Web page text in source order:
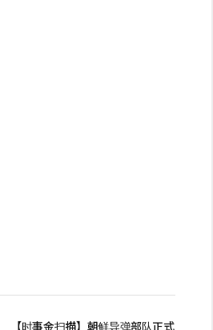
【时事金扫描】朝鲜导弹部队正式